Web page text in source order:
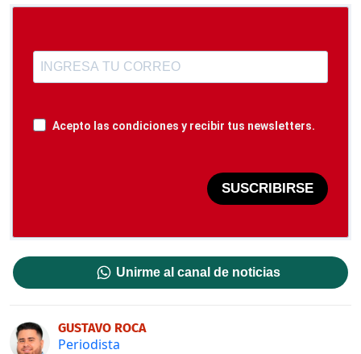
Acepto las condiciones y recibir tus newsletters.
SUSCRIBIRSE
Unirme al canal de noticias
GUSTAVO ROCA
Periodista